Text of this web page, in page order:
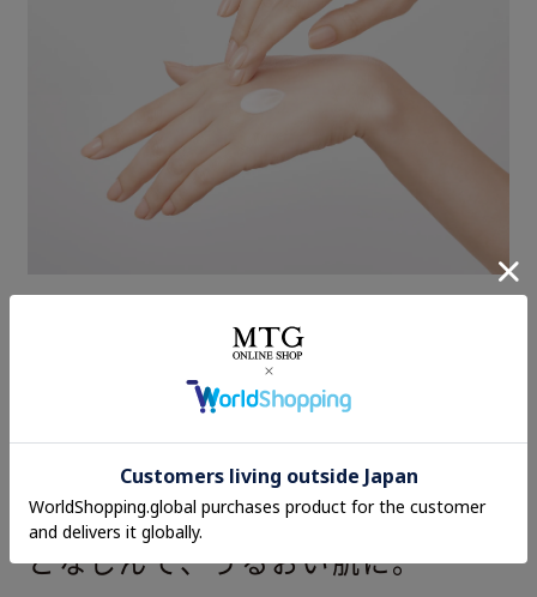
みのよいクリームで、乾燥しがちな手指も、やわらかくう
るおいのあるもち肌へ導きます。
気になったら１プッシュ。するん
となじんで、うるおい肌に。